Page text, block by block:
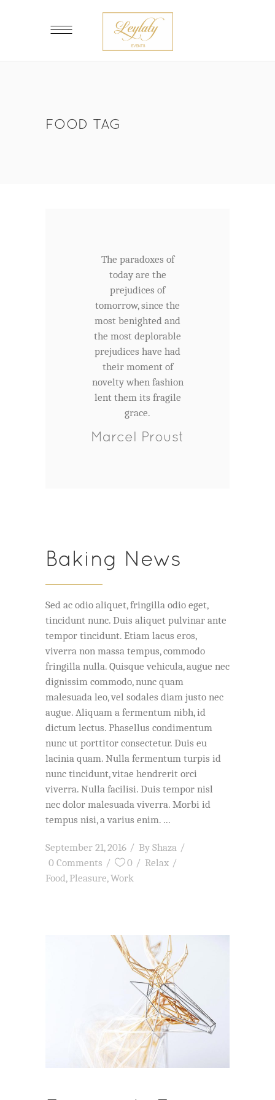
FOOD TAG
The paradoxes of
today are the
prejudices of
tomorrow, since the
most benighted and
the most deplorable
prejudices have had
their moment of
novelty when fashion
lent them its fragile
grace.
Marcel Proust
Baking News
Sed ac odio aliquet, fringilla odio eget,
tincidunt nunc. Duis aliquet pulvinar ante
tempor tincidunt. Etiam lacus eros,
viverra non massa tempus, commodo
fringilla nulla. Quisque vehicula, augue nec
dignissim commodo, nunc quam
malesuada leo, vel sodales diam justo nec
augue. Aliquam a fermentum nibh, id
dictum lectus. Phasellus condimentum
nunc ut porttitor consectetur. Duis eu
lacinia quam. Nulla fermentum turpis id
nunc tincidunt, vitae hendrerit orci
viverra. Nulla facilisi. Duis tempor nisl
nec dolor malesuada viverra. Morbi id
tempus nisi, a varius enim.
September 21, 2016 By Shaza
0 Comments
0
Relax
Food,Pleasure,Work